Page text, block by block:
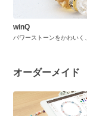
winQ
パワーストーンをかわいく
オーダーメイド